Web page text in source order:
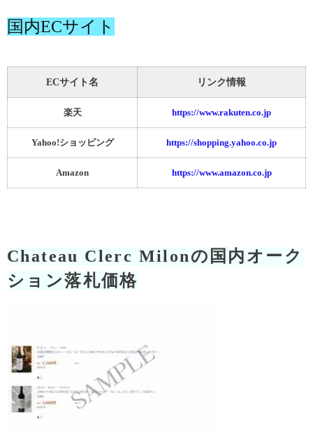
国内ECサイト
ECサイト名 リンク情報
楽天 https://www.rakuten.co.jp
Yahoo!ショッピング https://shopping.yahoo.co.jp
Amazon https://www.amazon.co.jp
Chateau Clerc Milonの国内オーク
ション落札価格